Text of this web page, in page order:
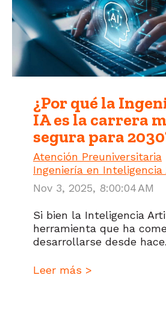
¿Por qué la
IA es la carrera
segura para
Atención Preuniversitaria
Ingeniería en
Nov 3, 2025, 8:00:04 AM
Si bien la Inteligencia
herramienta que ha
desarrollarse desde
Leer más >